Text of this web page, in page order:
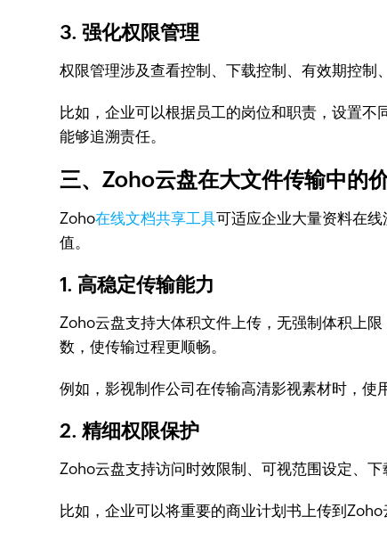
3. 强化权限管理
权限管理涉及查看控制、下载控制、有效期控制
比如，企业可以根据员工的岗位和职责，设置
能够追溯责任。
三、Zoho云盘在大文件传输中的
Zoho在线文档共享工具可适应企业大量资料在
值。
1. 高稳定传输能力
Zoho云盘支持大体积文件上传，无强制体积上
数，使传输过程更顺畅。
例如，影视制作公司在传输高清影视素材时，使
2. 精细权限保护
Zoho云盘支持访问时效限制、可视范围设定、
比如，企业可以将重要的商业计划书上传到